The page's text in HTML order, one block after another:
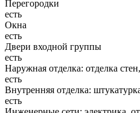
Перегородки
есть
Окна
есть
Двери входной группы
есть
Наружная отделка: отделка
есть
Внутренняя отделка:
есть